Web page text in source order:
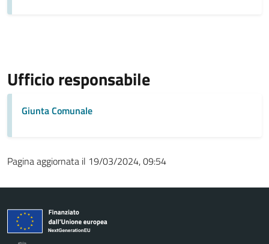
Ufficio responsabile
Giunta Comunale
Pagina aggiornata il 19/03/2024, 09:54